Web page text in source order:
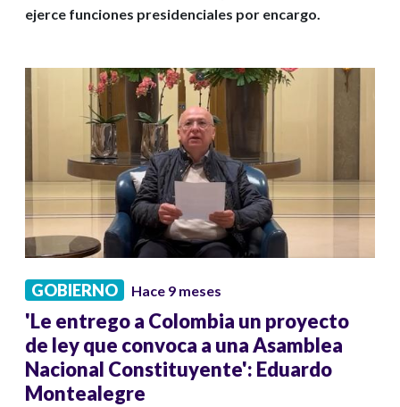
ejerce funciones presidenciales por encargo.
GOBIERNO Hace 9 meses
'Le entrego a Colombia un proyecto
de ley que convoca a una Asamblea
Nacional Constituyente': Eduardo
Montealegre